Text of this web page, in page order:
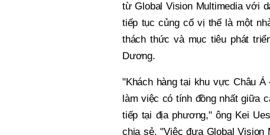
từ Global Vision Multimedia với
tiếp tục củng cố vị thế là một
thách thức và mục tiêu phát
Dương.
"Khách hàng tại khu vực Châu
làm việc có tính đồng nhất giữa
tiếp tại địa phương," ông Kei
chia sẻ. "Việc đưa Global Vision